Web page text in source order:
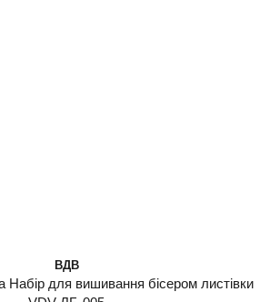
ВДВ
Набір для вишивання бісером листівки